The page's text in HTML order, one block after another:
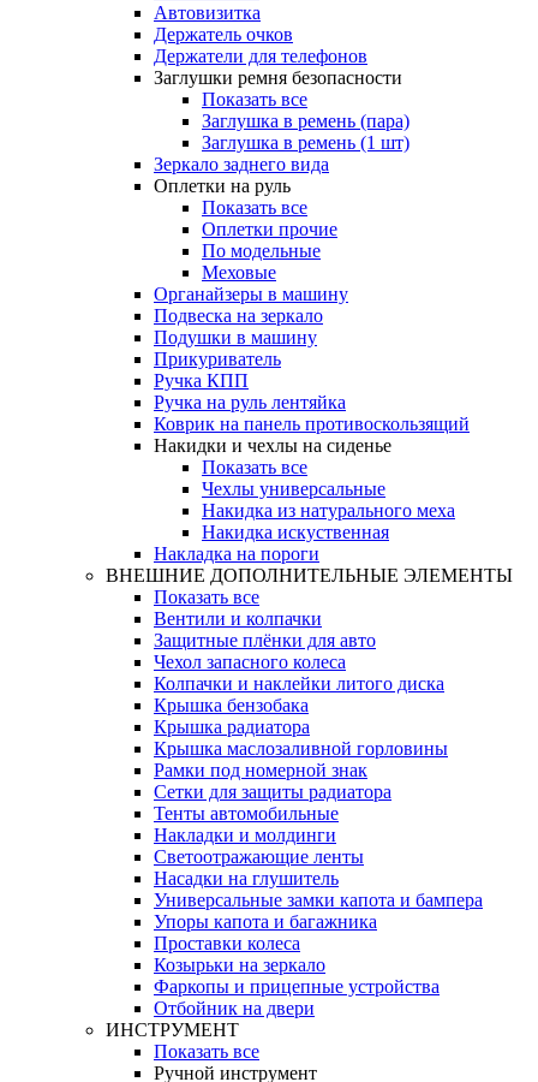
Автовизитка
Держатель очков
Держатели для телефонов
Заглушки ремня безопасности
Показать все
Заглушка в ремень (пара)
Заглушка в ремень (1 шт)
Зеркало заднего вида
Оплетки на руль
Показать все
Оплетки прочиe
По модельные
Меховые
Органайзеры в машину
Подвеска на зеркало
Подушки в машину
Прикуриватель
Ручка КПП
Ручка на руль лентяйка
Коврик на панель противоскользящий
Накидки и чехлы на сиденье
Показать все
Чехлы универсальные
Накидка из натурального меха
Накидка искуственная
Накладка на пороги
ВНЕШНИЕ ДОПОЛНИТЕЛЬНЫЕ ЭЛЕМЕНТЫ
Показать все
Вентили и колпачки
Защитные плёнки для авто
Чехол запасного колеса
Колпачки и наклейки литого диска
Крышка бензобака
Крышка радиатора
Крышка маслозаливной горловины
Рамки под номерной знак
Сетки для защиты радиатора
Тенты автомобильные
Накладки и молдинги
Светоотражающие ленты
Насадки на глушитель
Универсальные замки капота и бампера
Упоры капота и багажника
Проставки колеса
Козырьки на зеркало
Фаркопы и прицепные устройства
Отбойник на двери
ИНСТРУМЕНТ
Показать все
Ручной инструмент